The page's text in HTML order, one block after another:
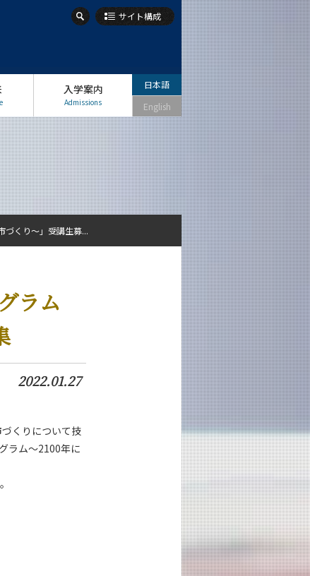
サイト構成
入学案内
Admissions
日本語
English
ラム
2022.01.27
くりについて技
ラム～2100年に
づくり～」受講生募...